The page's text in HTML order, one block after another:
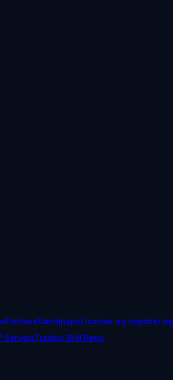
PartnereVærdipapirLicenser og registrering
ServersTrading Skill Repo